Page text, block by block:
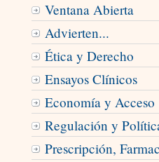
Ventana Abierta
Advierten...
Ética y Derecho
Ensayos Clínicos
Economía y Acceso
Regulación y
Prescripción,